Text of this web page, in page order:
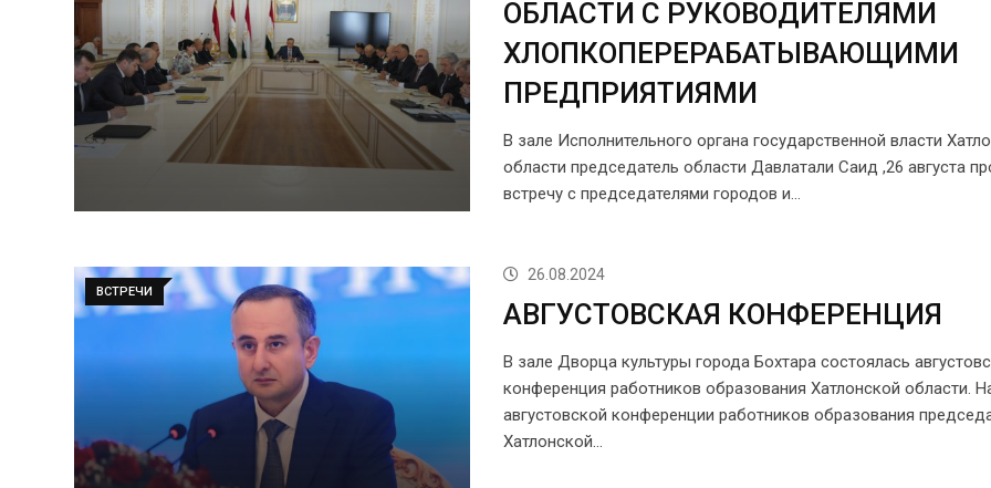
ОБЛАСТИ С РУКОВОДИТЕЛЯМИ
ХЛОПКОПЕРЕРАБАТЫВАЮЩИМИ
ПРЕДПРИЯТИЯМИ
В зале Исполнительного органа государственной власти
области председатель области Давлатали Саид ,26 августа
встречу с председателями городов и…
ВСТРЕЧИ
26.08.2024
АВГУСТОВСКАЯ КОНФЕРЕНЦИЯ
В зале Дворца культуры города Бохтара состоялась
конференция работников образования Хатлонской области.
августовской конференции работников образования
Хатлонской…